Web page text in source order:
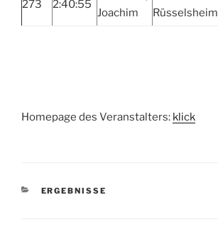
273 2:40:55
Joachim
Rüsselsheim
Homepage des Veranstalters: klick
KATEGORIEN
ERGEBNISSE